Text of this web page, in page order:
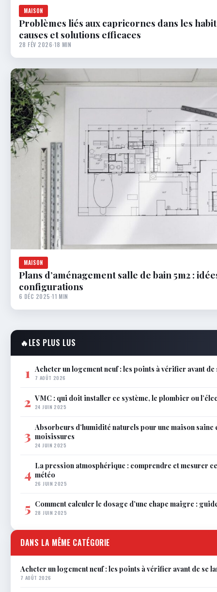
MAISON
Problèmes liés aux capricornes dans les
causes et solutions efficaces
28 FÉV 2026·18 MIN
MAISON
Plans d’aménagement salle de bain 5m2 :
configurations
6 DÉC 2025·11 MIN
🔥LES PLUS LUS
1 Acheter un logement neuf : les points à vérifier avant de
7 AOÛT 2026
2 VMC : qui doit installer ce système, le plombier ou
24 JUIN 2025
3 Absorbeurs d’humidité naturels pour une maison saine
moisissures
24 JUIN 2025
4 La pression atmosphérique : comprendre et mesurer
météo
26 JUIN 2025
5 Comment calculer le dosage d’une chape maigre :
28 JUIN 2025
DANS LA MÊME CATÉGORIE
Acheter un logement neuf : les points à vérifier avant de se
7 AOÛT 2026